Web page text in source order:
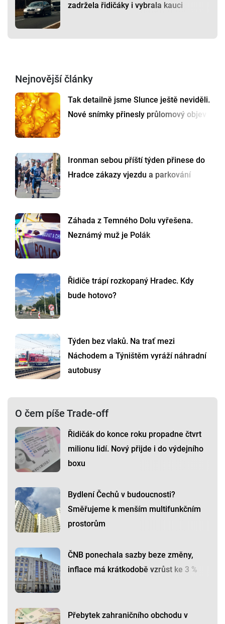
zadržela řidičáky i vybrala kauci
Nejnovější články
Tak detailně jsme Slunce ještě neviděli.
Nové snímky přinesly průlomový objev
Ironman sebou příští týden přinese do
Hradce zákazy vjezdu a parkování
Záhada z Temného Dolu vyřešena.
Neznámý muž je Polák
Řidiče trápí rozkopaný Hradec. Kdy
bude hotovo?
Týden bez vlaků. Na trať mezi
Náchodem a Týništěm vyráží náhradní
autobusy
O čem píše Trade-off
Řidičák do konce roku propadne čtvrt
milionu lidí. Nový přijde i do výdejního
boxu
Bydlení Čechů v budoucnosti?
Směřujeme k menším multifunkčním
prostorům
ČNB ponechala sazby beze změny,
inflace má krátkodobě vzrůst ke 3 %
Přebytek zahraničního obchodu v